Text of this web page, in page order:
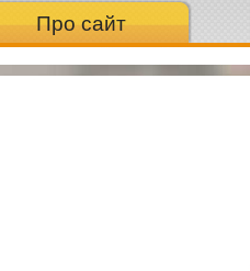
Про сайт